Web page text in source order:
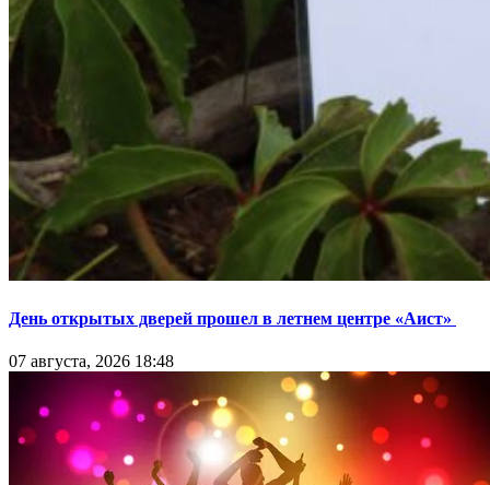
День открытых дверей прошел в летнем центре «Аист»
07 августа, 2026 18:48